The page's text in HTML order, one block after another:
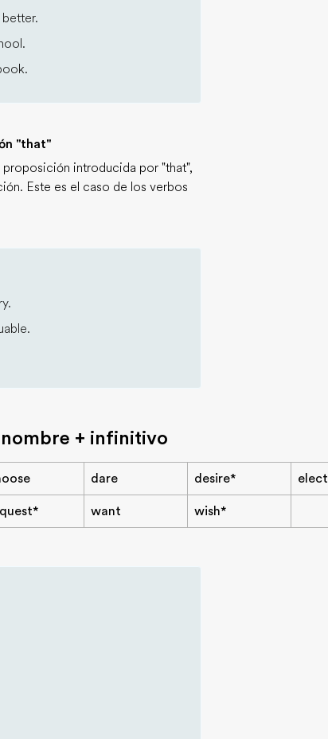
better.
"that"
proposición introducida por "that",
Este es el caso de los verbos
+ infinitivo
dare desire* elect
want wish*